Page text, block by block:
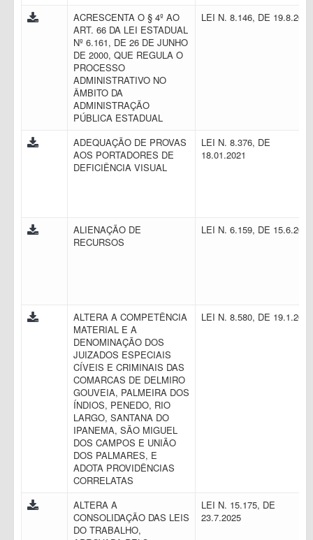
ACRESCENTA O § 4º AO
ART. 66 DA LEI ESTADUAL
Nº 6.161, DE 26 DE JUNHO
DE 2000, QUE REGULA O
PROCESSO
ADMINISTRATIVO NO
ÂMBITO DA
ADMINISTRAÇÃO
PÚBLICA ESTADUAL
LEI N. 8.146, DE
ADEQUAÇÃO DE PROVAS
AOS PORTADORES DE
DEFICIÊNCIA VISUAL
LEI N. 8.376, DE
18.01.2021
ALIENAÇÃO DE
RECURSOS
LEI N. 6.159, DE
ALTERA A COMPETÊNCIA
MATERIAL E A
DENOMINAÇÃO DOS
JUIZADOS ESPECIAIS
CÍVEIS E CRIMINAIS DAS
COMARCAS DE DELMIRO
GOUVEIA, PALMEIRA DOS
ÍNDIOS, PENEDO, RIO
LARGO, SANTANA DO
IPANEMA, SÃO MIGUEL
DOS CAMPOS E UNIÃO
DOS PALMARES, E
ADOTA PROVIDÊNCIAS
CORRELATAS
LEI N. 8.580, DE
ALTERA A
CONSOLIDAÇÃO DAS LEIS
DO TRABALHO,
LEI N. 15.175, DE
23.7.2025